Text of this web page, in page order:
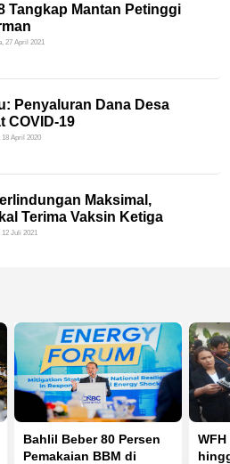
Tangkap Mantan Petinggi
27 April 2021
Penyaluran Dana Desa
COVID-19
18 April 2020
Maksimal,
Terima Vaksin Ketiga
12 Juli 2021
Bahlil Beber 80 Persen
Pemakaian BBM di